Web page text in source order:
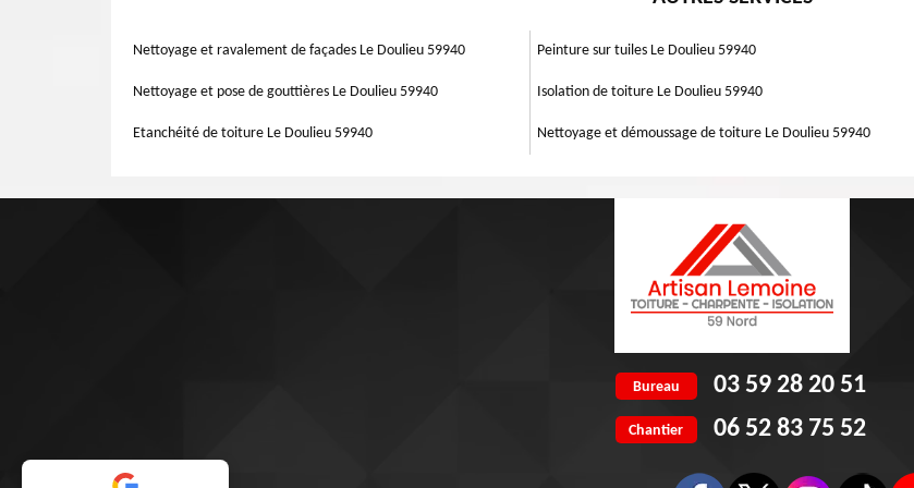
plus. Des tuiles absentes, une partie du toit détériorée, ou d’autres complications visibles sans utiliser d'appareils spécifiques sont
Nettoyage et ravalement de façades Le Doulieu 59940
Nettoyage et pose de gouttières Le Doulieu 59940
Etanchéité de toiture Le Doulieu 59940
Peinture sur tuiles Le Doulieu 59940
Isolation de toiture Le Doulieu 59940
Nettoyage et démoussage de toiture Le Doulieu 59940
Bureau 03 59 28 20 51
Chantier 06 52 83 75 52